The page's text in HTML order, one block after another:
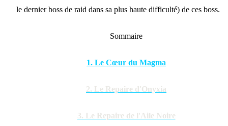
le dernier boss de raid dans sa plus haute difficulté) de ces boss.
Sommaire
1. Le Cœur du Magma
2. Le Repaire d'Onyxia
3. Le Repaire de l'Aile Noire